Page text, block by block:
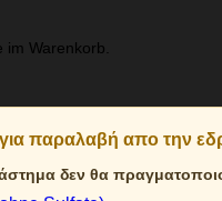
Warenkorb.
παραλαβή απο την
δεν θα